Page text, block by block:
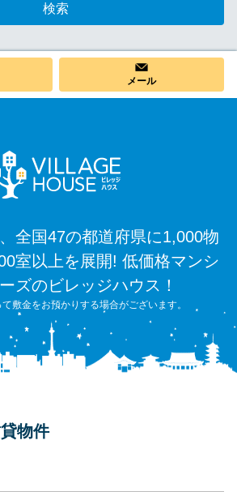
検索
メール
全国47の都道府県に1,000物
室以上を展開! 低価格マンシ
ズのビレッジハウス！
敷金をお預かりする場合がございます。
物件